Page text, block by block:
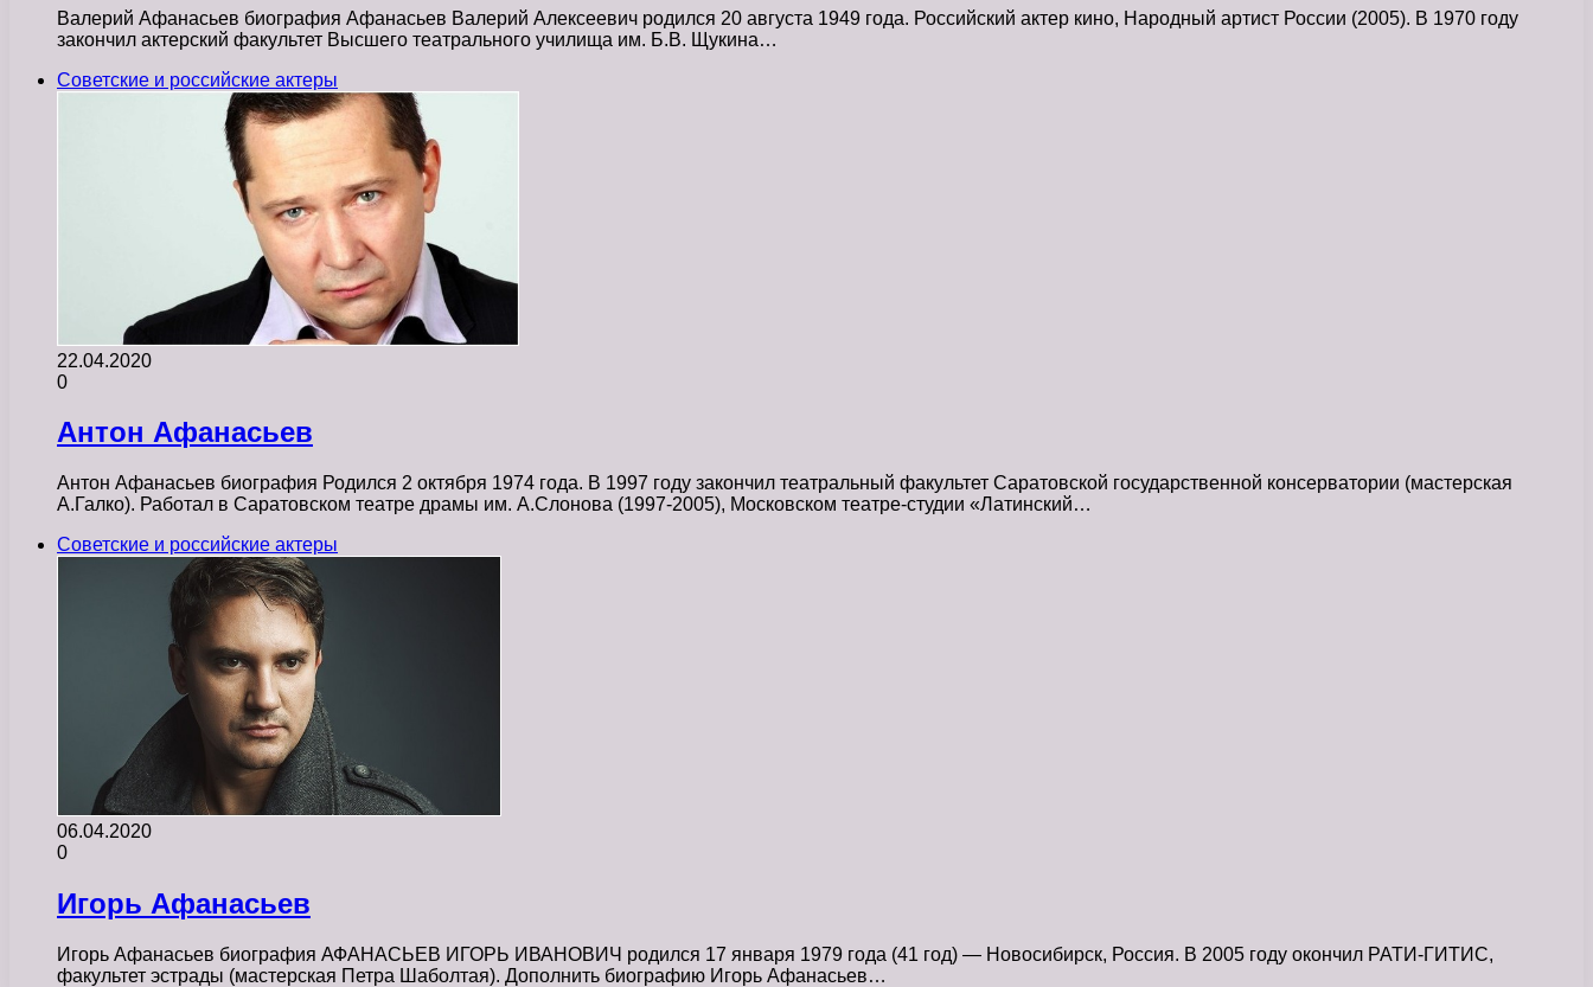
Валерий Афанасьев биография Афанасьев Валерий Алексеевич родился 20 августа 1949 года. Российский актер кино, Народный артист России (2005). В 1970 году
закончил актерский факультет Высшего театрального училища им. Б.В. Щукина…
Советские и российские актеры
22.04.2020
0
Антон Афанасьев
Антон Афанасьев биография Родился 2 октября 1974 года. В 1997 году закончил театральный факультет Саратовской государственной консерватории (мастерская
А.Галко). Работал в Саратовском театре драмы им. А.Слонова (1997-2005), Московском театре-студии «Латинский…
Советские и российские актеры
06.04.2020
0
Игорь Афанасьев
Игорь Афанасьев биография АФАНАСЬЕВ ИГОРЬ ИВАНОВИЧ родился 17 января 1979 года (41 год) — Новосибирск, Россия. В 2005 году окончил РАТИ-ГИТИС,
факультет эстрады (мастерская Петра Шаболтая). Дополнить биографию Игорь Афанасьев…